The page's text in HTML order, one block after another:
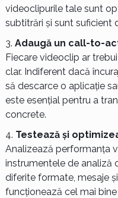
videoclipurile tale sunt
subtitrări și sunt suficient
Adaugă un call-to-
Fiecare videoclip ar
clar. Indiferent dacă
să descarce o aplicație
este esențial pentru a
concrete.
Testează și
Analizează performanța
instrumentele de analiză
diferite formate, mesaje
funcționează cel mai